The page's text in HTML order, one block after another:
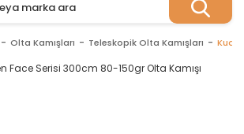
Olta Kamışları Teleskopik Olta Kamışları